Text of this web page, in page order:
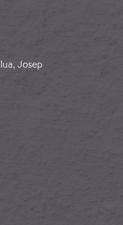
Democràtic’s
Josep